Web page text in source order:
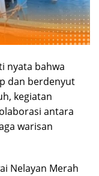
nyata bahwa
dan berdenyut
kegiatan
antara
warisan
Nelayan Merah